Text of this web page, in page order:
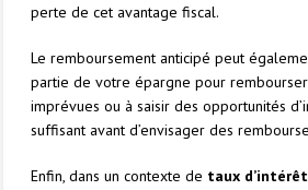
perte de cet avantage fiscal.
Le remboursement anticipé peut
partie de votre épargne pour
imprévues ou à saisir des opportunités
suffisant avant d’envisager des
Enfin, dans un contexte de taux